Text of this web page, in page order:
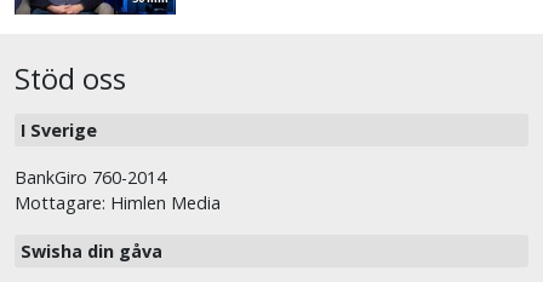
Stöd oss
I Sverige
BankGiro 760-2014
Mottagare: Himlen Media
Swisha din gåva